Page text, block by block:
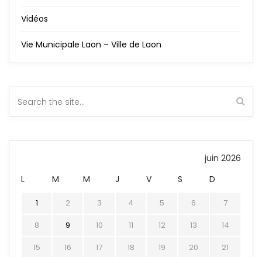
Vidéos
Vie Municipale Laon – Ville de Laon
juin 2026
L
M M J V S D
1 2 3 4 5 6
7
8
9 10 11 12 13
14
15
16 17 18 19 20 21